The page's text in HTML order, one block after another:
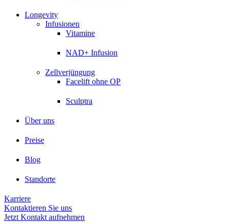
Longevity
Infusionen
Vitamine
NAD+ Infusion
Zellverjüngung
Facelift ohne OP
Sculptra
Über uns
Preise
Blog
Standorte
Karriere
Kontaktieren Sie uns
Jetzt Kontakt aufnehmen